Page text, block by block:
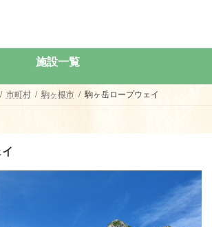
施設一覧
市町村 駒ヶ根市 駒ヶ岳ロープウェイ